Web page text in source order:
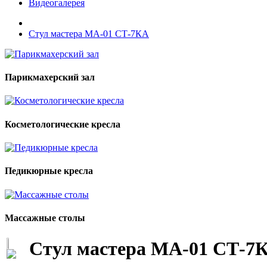
Видеогалерея
Стул мастера МА-01 СТ-7КА
Парикмахерский зал
Косметологические кресла
Педикюрные кресла
Массажные столы
Стул мастера МА-01 СТ-